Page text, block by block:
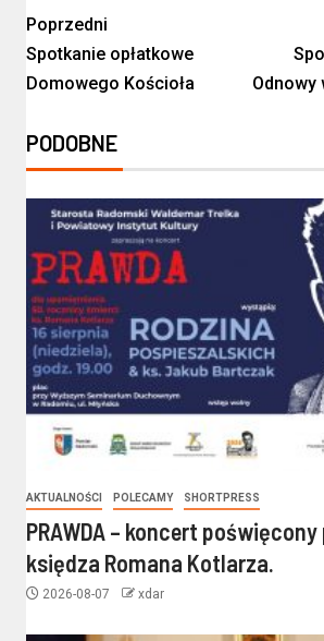
Poprzedni
Spotkanie opłatkowe
Domowego Kościoła
Odnowy
PODOBNE
AKTUALNOŚCI POLECAMY SHORTPRESS
PRAWDA – koncert
księdza Romana Kotlarza.
2026-08-07 xdar